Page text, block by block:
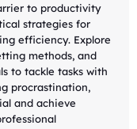
to productivity
strategies for
efficiency. Explore
methods, and
to tackle tasks with
procrastination,
and achieve